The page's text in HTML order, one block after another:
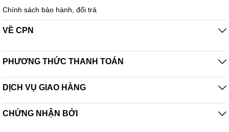
Chính sách bảo hành, đổi trả
VỀ CPN
PHƯƠNG THỨC THANH TOÁN
DỊCH VỤ GIAO HÀNG
CHỨNG NHẬN BỞI